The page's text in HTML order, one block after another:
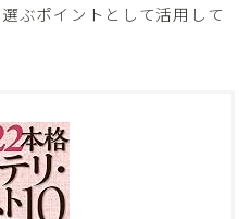
ぶポイントとして活用して